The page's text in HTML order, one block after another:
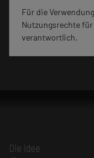
Für die
Nutzungsrechte
verantwortlich.
Die Idee